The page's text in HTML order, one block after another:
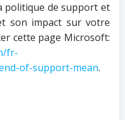
politique de support et
son impact sur votre
cette page Microsoft:
fr-
of-support-mean.